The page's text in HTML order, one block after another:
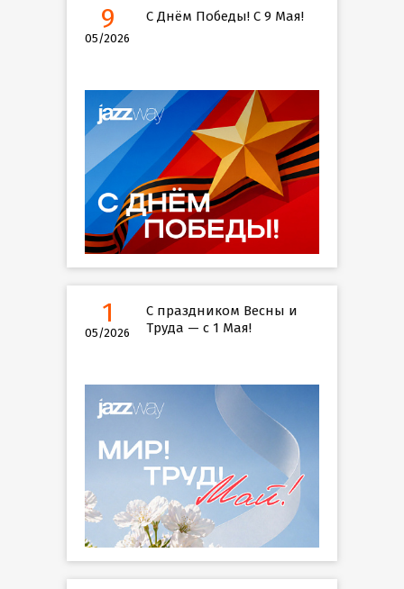
9
05/2026
С Днём Победы! С 9 Мая!
1
05/2026
С праздником Весны и
Труда — с 1 Мая!